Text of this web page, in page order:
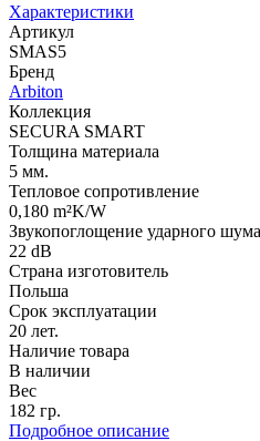
Характеристики
Артикул
SMAS5
Бренд
Arbiton
Коллекция
SECURA SMART
Толщина материала
5 мм.
Тепловое сопротивление
0,180 m²K/W
Звукопоглощение ударного шума
22 dB
Страна изготовитель
Польша
Срок эксплуатации
20 лет.
Наличие товара
В наличии
Вес
182 гр.
Подробное описание